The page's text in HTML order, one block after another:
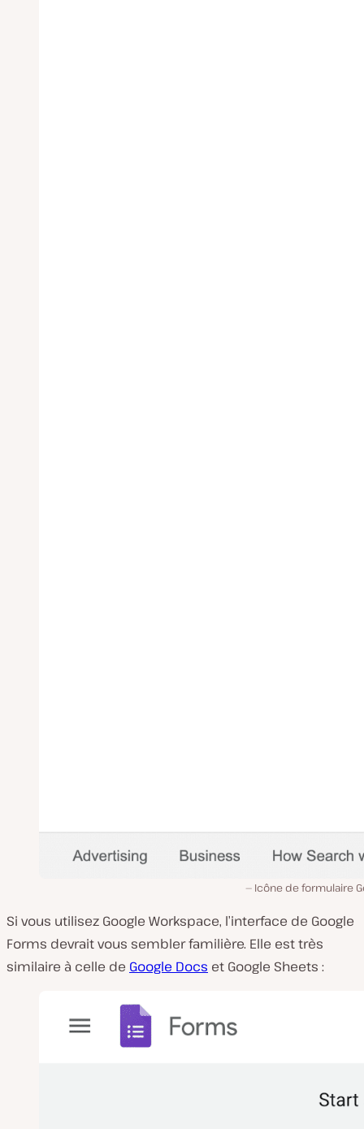
Icône de formulaire
Si vous utilisez Google Workspace, l’interface de Google
Forms devrait vous sembler familière. Elle est très
similaire à celle de Google Docs et Google Sheets :